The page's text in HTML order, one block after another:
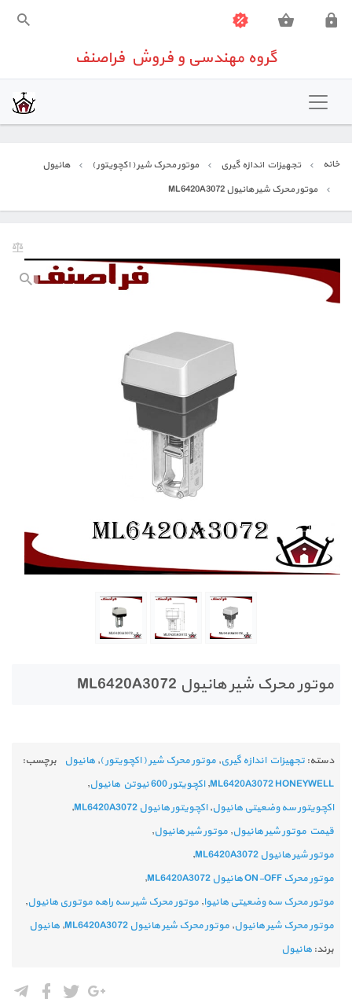
گروه مهندسی و فروش فراصنف
خانه
تجهیزات اندازه گیری
تجهیزات ساختمانی
تعمیرات تخصصی تجهیزات کنترلی
گروه مهندسی و فروش فراصنف
خانه تجهیزات اندازه گیری موتور محرک شیر ( اکچویتور )
هانیول
موتور محرک شیر هانیول ML6420A3072
موتور محرک شیر هانیول ML6420A3072
دسته: تجهیزات اندازه گیری, موتور محرک شیر ( اکچویتور ), هانیول برچسب:
ML6420A3072 HONEYWELL
,اکچویتور 600 نیوتن هانیول
,
اکچویتور سه وضعیتی هانیول,اکچویتور هانیول ML6420A3072
,
قیمت موتور شیر هانیول, موتور شیر هانیول,
موتور شیر هانیول ML6420A3072
,
موتور محرک ON-OFF هانیول ML6420A3072
,
موتور محرک سه وضعیتی هانیوا, موتور محرک شیر سه راهه موتوری هانیول,
موتور محرک شیر هانیول, موتور محرک شیر هانیول ML6420A3072 , هانیول
برند: هانیول